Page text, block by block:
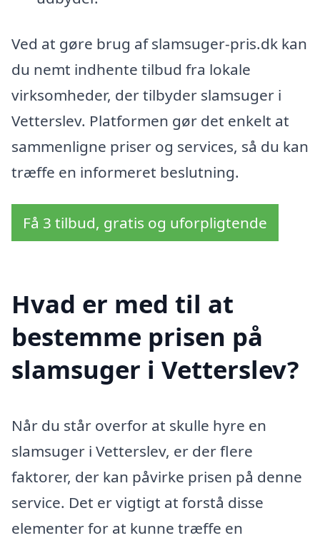
Ved at gøre brug af slamsuger-pris.dk kan
du nemt indhente tilbud fra lokale
virksomheder, der tilbyder slamsuger i
Vetterslev. Platformen gør det enkelt at
sammenligne priser og services, så du kan
træffe en informeret beslutning.
Få 3 tilbud, gratis og uforpligtende
Hvad er med til at
bestemme prisen på
slamsuger i Vetterslev?
Når du står overfor at skulle hyre en
slamsuger i Vetterslev, er der flere
faktorer, der kan påvirke prisen på denne
service. Det er vigtigt at forstå disse
elementer for at kunne træffe en